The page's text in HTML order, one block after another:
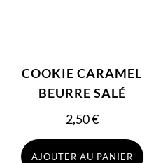
COOKIE CARAMEL
BEURRE SALÉ
2,50€
AJOUTER AU PANIER